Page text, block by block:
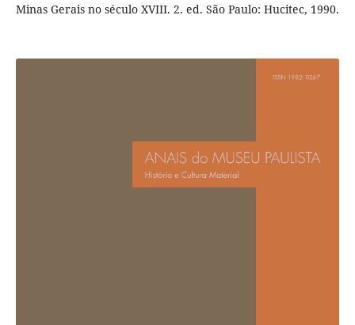
Minas Gerais no século XVIII. 2. ed. São Paulo: Hucitec, 1990.